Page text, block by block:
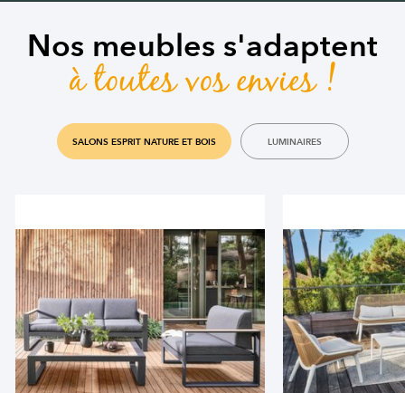
Nos meubles s'adaptent
à toutes vos envies !
SALONS ESPRIT NATURE ET BOIS LUMINAIRES